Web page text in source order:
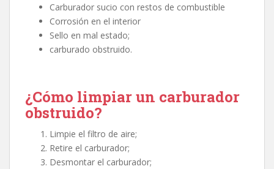
Carburador sucio con restos de combustible
Corrosión en el interior
Sello en mal estado;
carburado obstruido.
¿Cómo limpiar un carburador
obstruido?
Limpie el filtro de aire;
Retire el carburador;
Desmontar el carburador;